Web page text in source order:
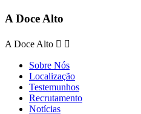
A Doce Alto
A Doce Alto  
Sobre Nós
Localização
Testemunhos
Recrutamento
Notícias